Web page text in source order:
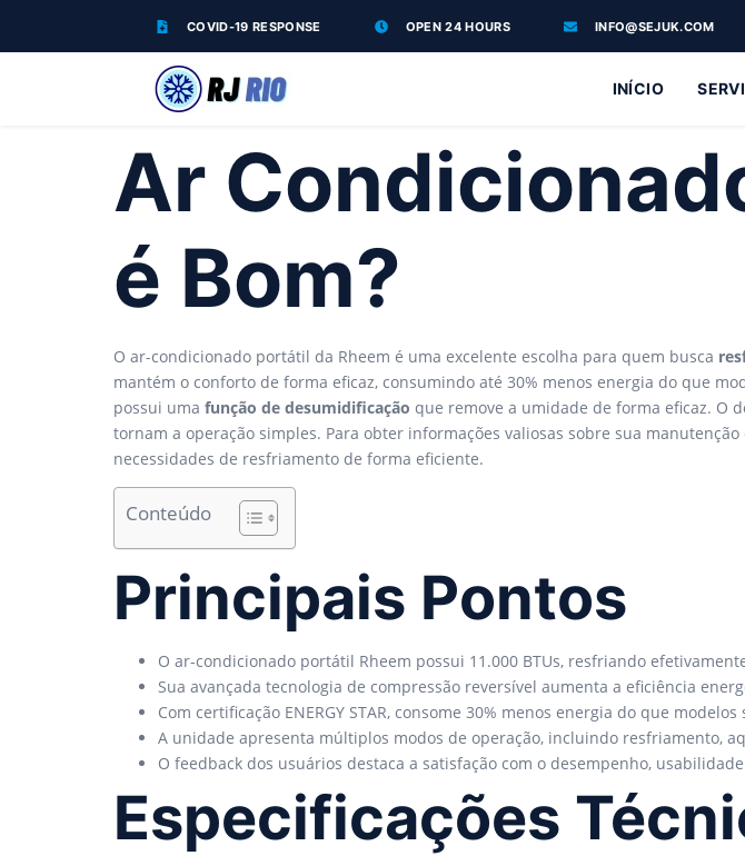
COVID-19 RESPONSE OPEN 24 HOURS INFO@SEJUK.COM
INÍCIO
Ar
é Bom?
O ar-condicionado portátil da Rheem é uma excelente escolha para quem busca
mantém o conforto de forma eficaz, consumindo até 30% menos energia do que
possui uma função de desumidificação que remove a umidade de forma eficaz. O
tornam a operação simples. Para obter informações valiosas sobre sua
necessidades de resfriamento de forma eficiente.
Conteúdo
Principais Pontos
O ar-condicionado portátil Rheem possui 11.000 BTUs, resfriando
Sua avançada tecnologia de compressão reversível aumenta a eficiência
Com certificação ENERGY STAR, consome 30% menos energia do que
A unidade apresenta múltiplos modos de operação, incluindo resfriamento,
O feedback dos usuários destaca a satisfação com o desempenho,
Especificações